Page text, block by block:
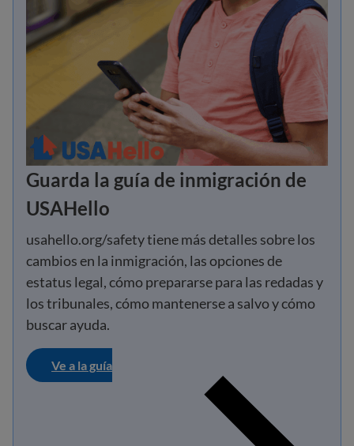
Guarda la guía de inmigración de
USAHello
usahello.org/safety tiene más detalles sobre los
cambios en la inmigración, las opciones de
estatus legal, cómo prepararse para las redadas y
los tribunales, cómo mantenerse a salvo y cómo
buscar ayuda.
Ve a la guía